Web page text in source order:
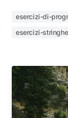
esercizi-di-
esercizi-